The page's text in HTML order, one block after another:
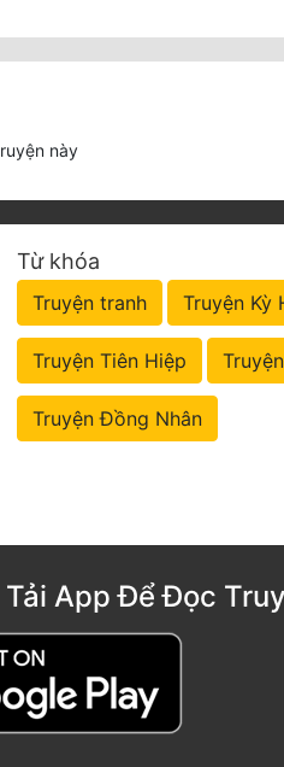
này
Từ khóa
Truyện tranh Truyện Kỳ
Truyện Tiên Hiệp
Truyện Đồng Nhân
Tải App Để Đọc